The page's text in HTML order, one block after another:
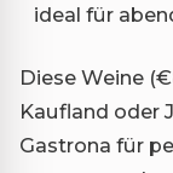
ideal für
Diese Weine
Kaufland oder
Gastrona für